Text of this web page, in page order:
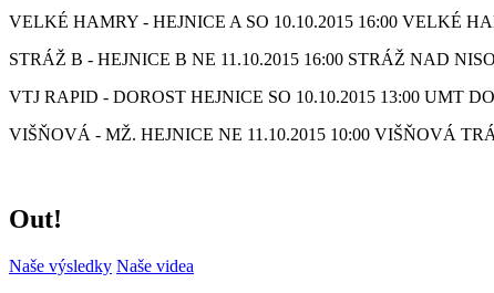
VELKÉ HAMRY - HEJNICE A SO 10.10.2015 16:00 VELKÉ
STRÁŽ B - HEJNICE B NE 11.10.2015 16:00 STRÁŽ NAD
VTJ RAPID - DOROST HEJNICE SO 10.10.2015 13:00 UMT
VIŠŇOVÁ - MŽ. HEJNICE NE 11.10.2015 10:00 VIŠŇOVÁ
Out!
Naše výsledky Naše videa